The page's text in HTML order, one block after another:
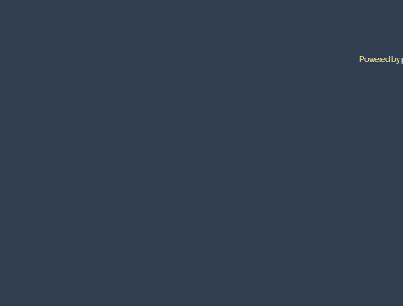
Powered by